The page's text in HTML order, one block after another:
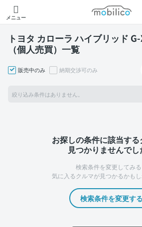
メニュー
モビリコ
トヨタ カローラ ハイブリッド
（個人売買）一覧
販売中のみ 納期交渉可のみ
絞り込み条件はありません。
お探しの条件に該当す
見つかりませんでし
検索条件を変更してみる
気に入るクルマが見つかるかもし
検索条件を変更する